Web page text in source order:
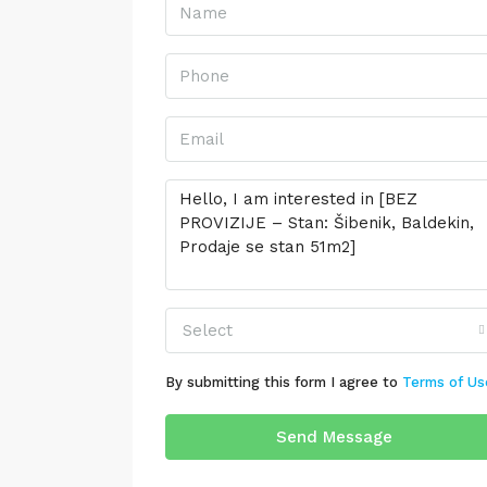
Select
By submitting this form I agree to Terms of
Send Message